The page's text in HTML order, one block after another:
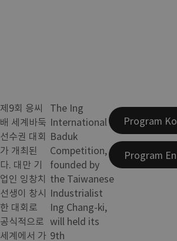
제9회 응씨
배 세계바둑
선수권 대회
가 개최된
다. 대만 기
업인 잉창치
선생이 창시
한 대회로
공식적으로
세계에서 가
The Ing
International
Baduk
Competition,
founded by
the Taiwanese
Industrialist
Ing Chang-ki,
will held its
9th
Program Ko
Program En